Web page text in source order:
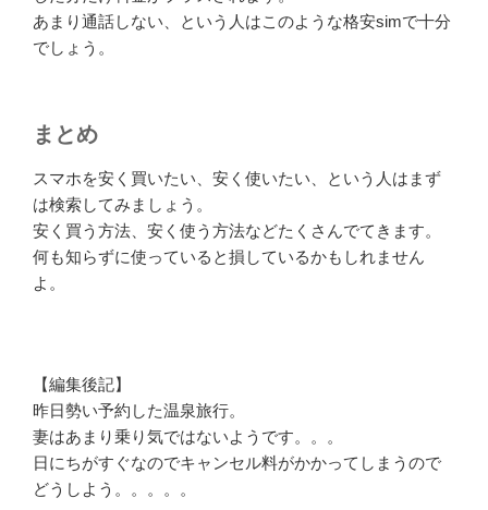
あまり通話しない、という人はこのような格安simで十分
でしょう。
まとめ
スマホを安く買いたい、安く使いたい、という人はまず
は検索してみましょう。
安く買う方法、安く使う方法などたくさんでてきます。
何も知らずに使っていると損しているかもしれません
よ。
【編集後記】
昨日勢い予約した温泉旅行。
妻はあまり乗り気ではないようです。。。
日にちがすぐなのでキャンセル料がかかってしまうので
どうしよう。。。。。